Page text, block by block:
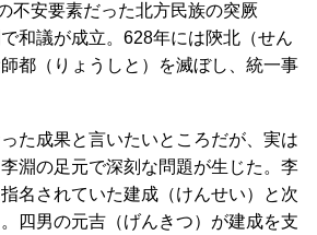
不安要素だった北方民族の突厥
で和議が成立。628年には陝北（せん
都（りょうしと）を滅ぼし、統一事
た成果と言いたいところだが、実は
淵の足元で深刻な問題が生じた。李
名されていた建成（けんせい）と次
四男の元吉（げんきつ）が建成を支